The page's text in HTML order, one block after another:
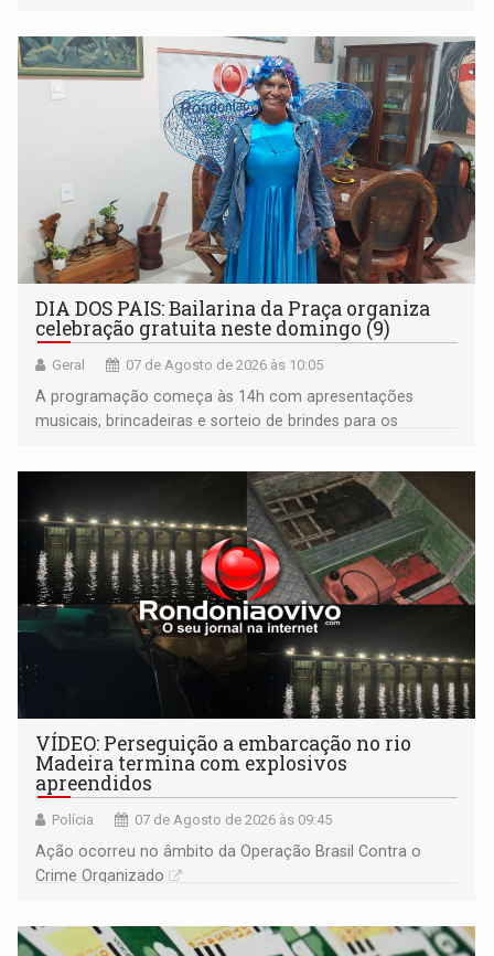
média do trabalhador
DIA DOS PAIS: Bailarina da Praça organiza
celebração gratuita neste domingo (9)
Geral 07 de Agosto de 2026 às 10:05
A programação começa às 14h com apresentações
musicais, brincadeiras e sorteio de brindes para os
bolo e canto de parabéns dedicado aos pais
VÍDEO: Perseguição a embarcação no rio
Madeira termina com explosivos
apreendidos
Polícia 07 de Agosto de 2026 às 09:45
Ação ocorreu no âmbito da Operação Brasil Contra o
Crime Organizado